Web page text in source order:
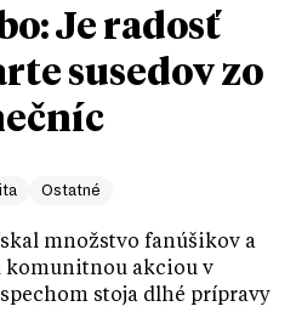
Je radosť
susedov zo
Ostatné
množstvo fanúšikov a
komunitnou akciou v
stoja dlhé prípravy